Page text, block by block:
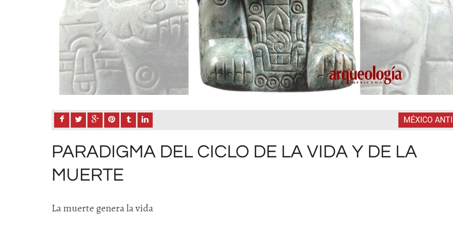
MÉXICO
PARADIGMA DEL CICLO DE LA VIDA Y DE LA
MUERTE
La muerte genera la vida